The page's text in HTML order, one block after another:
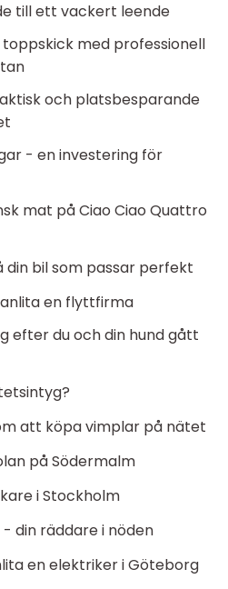
till ett vackert leende
med professionell
och platsbesparande
- en investering för
mat på Ciao Ciao Quattro
din bil som passar perfekt
en flyttfirma
efter du och din hund gått
att köpa vimplar på nätet
på Södermalm
i Stockholm
- din räddare i nöden
en elektriker i Göteborg